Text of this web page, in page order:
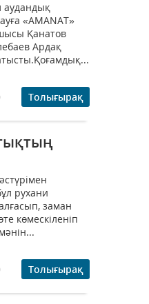
аудандық
«AMANAT»
Қанатов
Ардақ
Толығырақ
рухани
заман
көмескіленіп
Толығырақ